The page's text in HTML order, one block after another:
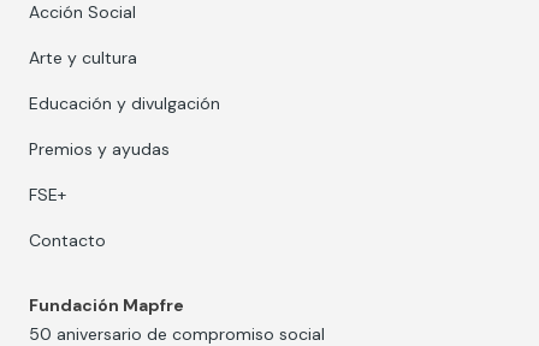
Acción Social
Arte y cultura
Educación y divulgación
Premios y ayudas
FSE+
Contacto
Fundación Mapfre
50 aniversario de compromiso social